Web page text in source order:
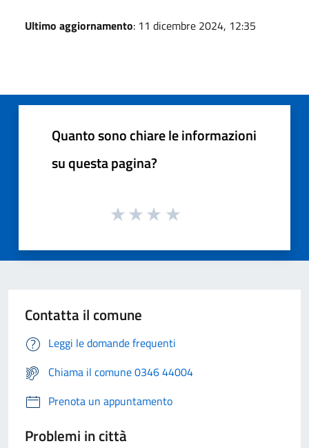
Ultimo aggiornamento: 11 dicembre 2024, 12:35
Quanto sono chiare le informazioni
su questa pagina?
Contatta il comune
Leggi le domande frequenti
Chiama il comune 0346 44004
Prenota un appuntamento
Problemi in città